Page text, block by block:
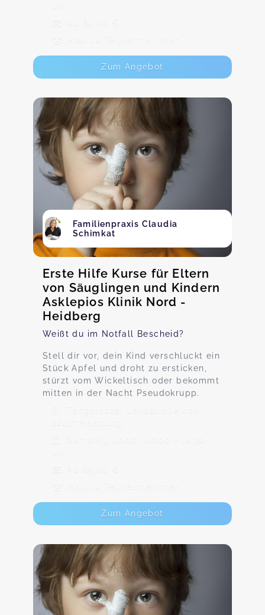
Ab 85,00 €
Max. 14 TeilnehmerInnen
Zum Angebot
Familienpraxis Claudia
Schimkat
Erste Hilfe Kurse für Eltern
von Säuglingen und Kindern
Asklepios Klinik Nord -
Heidberg
Weißt du im Notfall Bescheid?
Stell dir vor, dein Kind verschluckt ein
Stück Apfel und droht zu ersticken,
stürzt vom Wickeltisch oder bekommt
mitten in der Nacht Pseudokrupp.
Tangstedter Landstraße 400,
22417 Hamburg
Samstag, 10.10., 10:00 - 14:30
Ab 85,00 €
Max. 14 TeilnehmerInnen
Zum Angebot